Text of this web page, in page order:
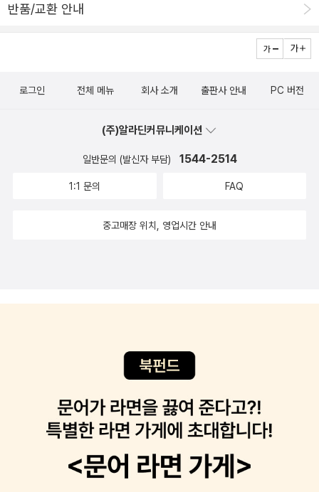
이 두 곳 중 어느 지점이 (마음의 평화를 얻는 것은 논외로 하고) 더욱
라가지만 모순되게도 이 집단의 운명을 전체로서 변화시키는데에는
망한 개인들과 함께 이루어 나가야 할 집합적 추진력을 약화시킨다-1
지는 것은 아니라는 것이다....그것은 이 두 힘 사이에 결합할 수 있는
나 개입주의자들은 시장과 비시장적 힘을 엄밀하게 양립적으로 해석
하여 자유방임주의자들의 선이 개입주즤자들에게 악이 되고, 반대로
하고 있다. -44쪽담합행위로서의 경쟁(이탈-경쟁)...여러 경쟁사들
경우 경쟁은 소비자의 불만을 억제하므로 생산자에게는 상당히 편리
경쟁이나 혹은 제품의 다양화는 낭비이자 눈속임에 지나지 않는다. -
어 있던 9부2처 2청의 행정기관 이전을 사실상 백지화하는 대신 국
시에 투자를 하는 등 기업과 대학 등이 세종시에 대대적으로 투자를
경제적 혜택을 산술적으로 비교하는 것은 쉽지 않은 일이다. 그러나
준으로 판단한다면 세종시의 현지민들과 충청의 입장에서 유리한 것
은 이명박 정부의 수정안일지 모를 일이다. 다시 말해, 허쉬만의 개념
정부의 수정안일 수 있다.그러나 주목할 것은 정부의 수정안 발표에
사기관 별로 차이가 있기는 하지만, 수정안에 대한 여론조사 결과를
의원, 대전시의회 의원, 충북도의회 의원 등도 다수 한나라당을 탈당
할 움직임을 보이고 있다고 한다. 나아가 행정도시 주민보상대책위원
를 사용하면 원래 토지소유자가 환매를 요구할 수 있다는 공공용지
취득 및 손실보상에 관한 법률에 따라 소송을 제기하기로 하는 등 충
청권의 반발이 거세지고 있다.위에서 지적했듯이 순수한 경제적 혜택
을 기준으로 판단한다면 세종시의 현지민들과 충청의 입장에서 유리
반품/교환 안내
로그인 전체 메뉴 회사 소개 출판사 안내 PC 버전
(주)알라딘커뮤니케이션
일반문의 (발신자 부담) 1544-2514
1:1 문의 FAQ
중고매장 위치, 영업시간 안내